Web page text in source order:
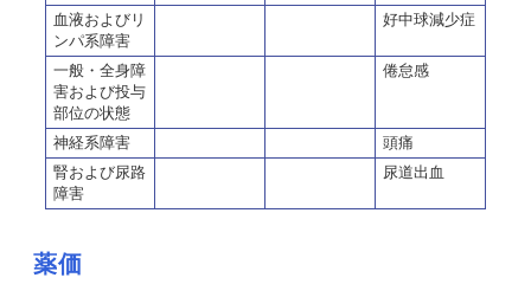
血液およびリ
ンパ系障害
好中球減少症
一般・全身障
害および投与
部位の状態
倦怠感
神経系障害
頭痛
腎および尿路
障害
尿道出血
薬価